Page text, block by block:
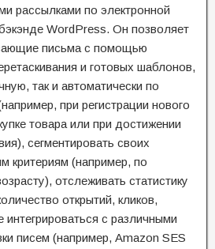
рассылками по электронной
WordPress. Он позволяет
письма с помощью
и готовых шаблонов,
так и автоматически по
при регистрации нового
товара или при достижении
сегментировать своих
критериям (например, по
отслеживать статистику
открытий, кликов,
с различными
писем (например, Amazon SES